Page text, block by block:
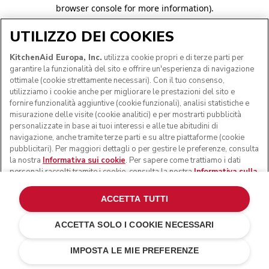
browser console for more information).
UTILIZZO DEI COOKIES
KitchenAid Europa, Inc. utilizza cookie propri e di terze parti per
garantire la funzionalità del sito e offrire un'esperienza di navigazione
ottimale (cookie strettamente necessari). Con il tuo consenso,
utilizziamo i cookie anche per migliorare le prestazioni del sito e
fornire funzionalità aggiuntive (cookie funzionali), analisi statistiche e
misurazione delle visite (cookie analitici) e per mostrarti pubblicità
personalizzate in base ai tuoi interessi e alle tue abitudini di
navigazione, anche tramite terze parti e su altre piattaforme (cookie
pubblicitari). Per maggiori dettagli o per gestire le preferenze, consulta
la nostra Informativa sui cookie. Per sapere come trattiamo i dati
personali raccolti tramite i cookie, consulta la nostra Informativa sulla
IMPOSTA LE MIE PREFERENZE
ACCETTA SOLO I COOKIE NECESSARI
ACCETTA TUTTI